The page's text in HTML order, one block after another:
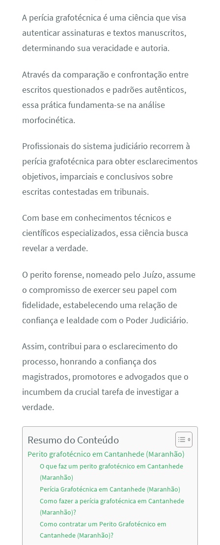
A perícia grafotécnica é uma ciência que visa
autenticar assinaturas e textos manuscritos,
determinando sua veracidade e autoria.
Através da comparação e confrontação entre
escritos questionados e padrões autênticos,
essa prática fundamenta-se na análise
morfocinética.
Profissionais do sistema judiciário recorrem à
perícia grafotécnica para obter esclarecimentos
objetivos, imparciais e conclusivos sobre
escritas contestadas em tribunais.
Com base em conhecimentos técnicos e
científicos especializados, essa ciência busca
revelar a verdade.
O perito forense, nomeado pelo Juízo, assume
o compromisso de exercer seu papel com
fidelidade, estabelecendo uma relação de
confiança e lealdade com o Poder Judiciário.
Assim, contribui para o esclarecimento do
processo, honrando a confiança dos
magistrados, promotores e advogados que o
incumbem da crucial tarefa de investigar a
verdade.
Resumo do Conteúdo
Perito grafotécnico em Cantanhede (Maranhão)
O que faz um perito grafotécnico em Cantanhede
(Maranhão)
Perícia Grafotécnica em Cantanhede (Maranhão)
Como fazer a perícia grafotécnica em Cantanhede
(Maranhão)?
Como contratar um Perito Grafotécnico em
Cantanhede (Maranhão)?